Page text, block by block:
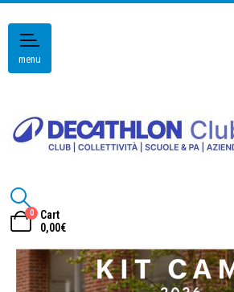
menu
0
Cart
0,00€